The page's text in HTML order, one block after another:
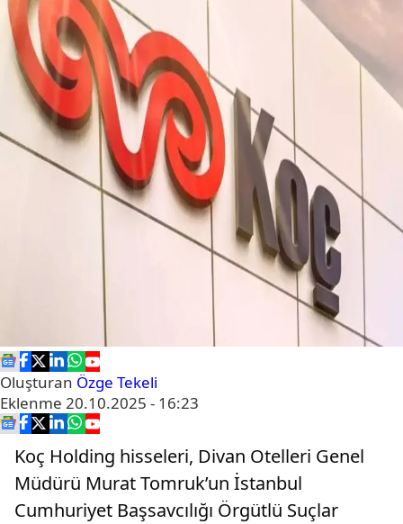
Oluşturan Özge Tekeli
Eklenme 20.10.2025 - 16:23
Koç Holding hisseleri, Divan Otelleri Genel
Müdürü Murat Tomruk’un İstanbul
Cumhuriyet Başsavcılığı Örgütlü Suçlar